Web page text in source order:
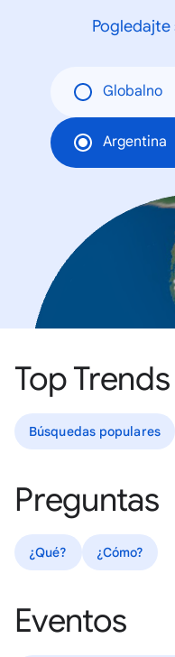
Globalno
Argentina
Top Trends
Búsquedas populares
Preguntas
¿Qué? ¿Cómo?
Eventos